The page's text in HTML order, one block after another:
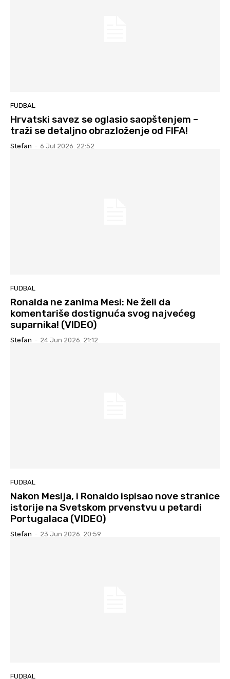
FUDBAL
Hrvatski savez se oglasio saopštenjem –
traži se detaljno obrazloženje od FIFA!
Stefan - 6 Jul 2026. 22:52
FUDBAL
Ronalda ne zanima Mesi: Ne želi da
komentariše dostignuća svog najvećeg
suparnika! (VIDEO)
Stefan - 24 Jun 2026. 21:12
FUDBAL
Nakon Mesija, i Ronaldo ispisao nove stranice
istorije na Svetskom prvenstvu u petardi
Portugalaca (VIDEO)
Stefan - 23 Jun 2026. 20:59
FUDBAL